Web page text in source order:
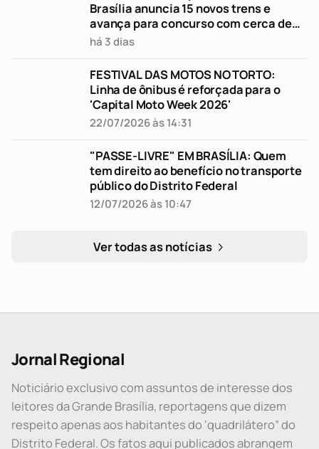
Brasília anuncia 15 novos trens e
avança para concurso com cerca de
290 vagas
há 3 dias
FESTIVAL DAS MOTOS NO TORTO:
Linha de ônibus é reforçada para o
'Capital Moto Week 2026'
22/07/2026 às 14:31
"PASSE-LIVRE" EM BRASÍLIA: Quem
tem direito ao benefício no transporte
público do Distrito Federal
12/07/2026 às 10:47
Ver todas as notícias
Jornal Regional
Noticiário exclusivo com assuntos de interesse dos
leitores da Grande Brasília, reportagens que dizem
respeito apenas aos habitantes do ‘quadrilátero” do
Distrito Federal. Os fatos aqui publicados abrangem